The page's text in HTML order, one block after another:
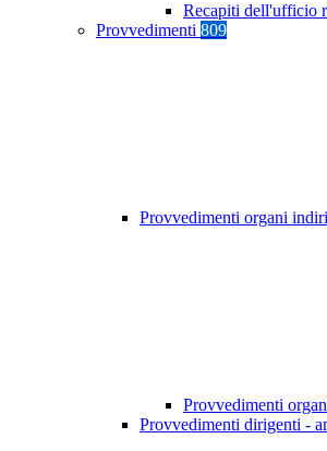
Recapiti dell'ufficio
Provvedimenti 809
Provvedimenti organi
Provvedimenti
Provvedimenti dirigenti -